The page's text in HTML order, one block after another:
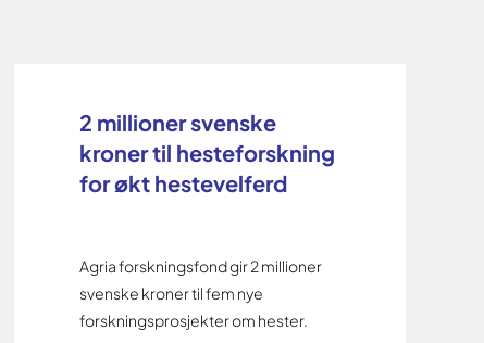
2 millioner svenske
kroner til hesteforskning
for økt hestevelferd
Agria forskningsfond gir 2 millioner
svenske kroner til fem nye
forskningsprosjekter om hester.